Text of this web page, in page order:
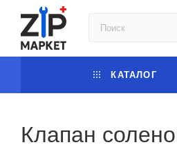
КАТАЛОГ
Клапан